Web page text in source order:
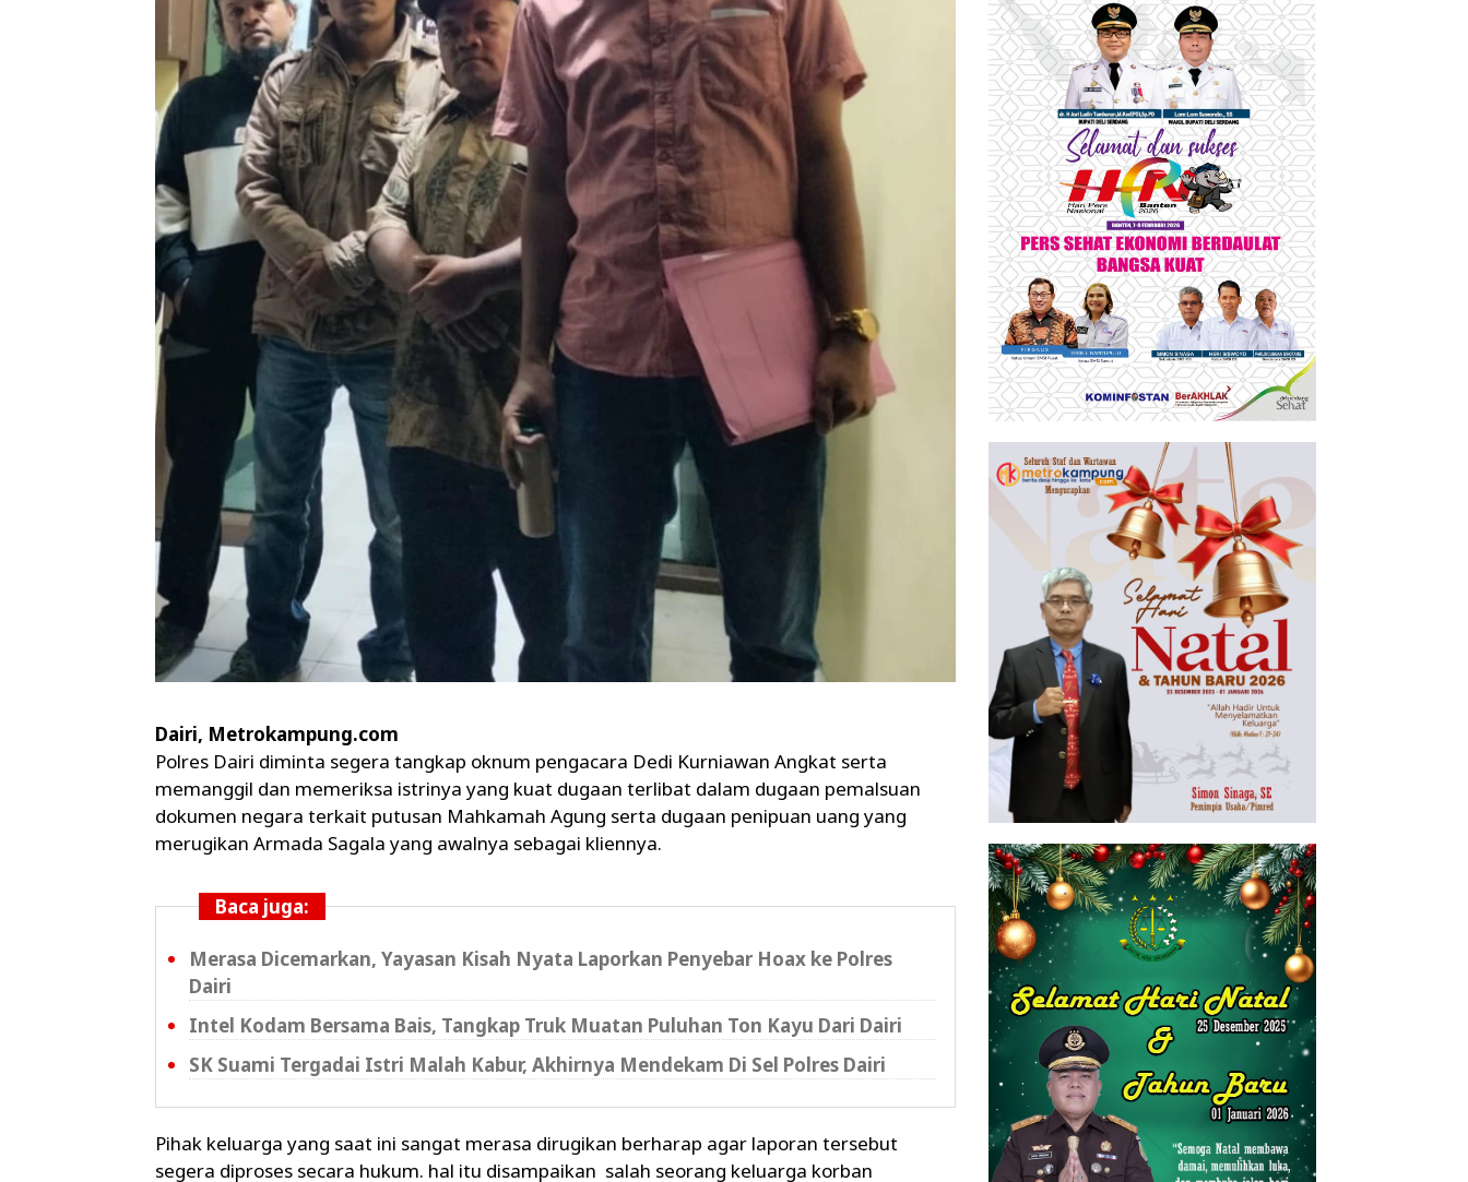
Dairi, Metrokampung.com
Polres Dairi diminta segera tangkap oknum pengacara Dedi Kurniawan Angkat serta
memanggil dan memeriksa istrinya yang kuat dugaan terlibat dalam dugaan pemalsuan
dokumen negara terkait putusan Mahkamah Agung serta dugaan penipuan uang yang
merugikan Armada Sagala yang awalnya sebagai kliennya.
Baca juga:
Merasa Dicemarkan, Yayasan Kisah Nyata Laporkan Penyebar Hoax ke Polres
Dairi
Intel Kodam Bersama Bais, Tangkap Truk Muatan Puluhan Ton Kayu Dari Dairi
SK Suami Tergadai Istri Malah Kabur, Akhirnya Mendekam Di Sel Polres Dairi
Pihak keluarga yang saat ini sangat merasa dirugikan berharap agar laporan tersebut
segera diproses secara hukum. hal itu disampaikan salah seorang keluarga korban